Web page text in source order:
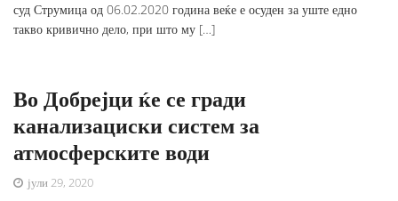
суд Струмица од 06.02.2020 година веќе е осуден за уште едно
такво кривично дело, при што му […]
Во Добрејци ќе се гради
канализациски систем за
атмосферските води
јули 29, 2020